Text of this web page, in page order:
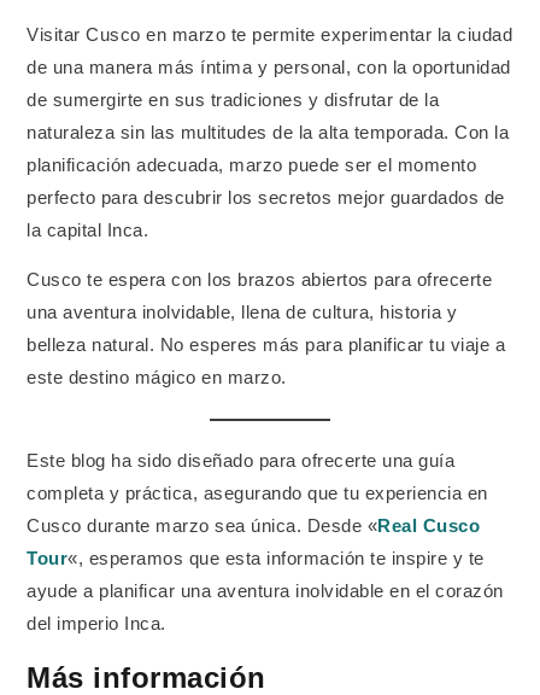
Visitar Cusco en marzo te permite experimentar la ciudad
de una manera más íntima y personal, con la oportunidad
de sumergirte en sus tradiciones y disfrutar de la
naturaleza sin las multitudes de la alta temporada. Con la
planificación adecuada, marzo puede ser el momento
perfecto para descubrir los secretos mejor guardados de
la capital Inca.
Cusco te espera con los brazos abiertos para ofrecerte
una aventura inolvidable, llena de cultura, historia y
belleza natural. No esperes más para planificar tu viaje a
este destino mágico en marzo.
Este blog ha sido diseñado para ofrecerte una guía
completa y práctica, asegurando que tu experiencia en
Cusco durante marzo sea única. Desde «Real Cusco
Tour«, esperamos que esta información te inspire y te
ayude a planificar una aventura inolvidable en el corazón
del imperio Inca.
Más información